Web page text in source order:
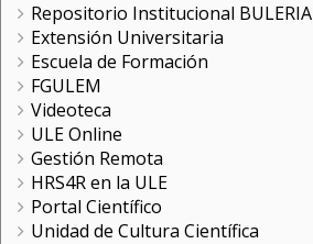
Repositorio Institucional BULERIA
Extensión Universitaria
Escuela de Formación
FGULEM
Videoteca
ULE Online
Gestión Remota
HRS4R en la ULE
Portal Científico
Unidad de Cultura Científica